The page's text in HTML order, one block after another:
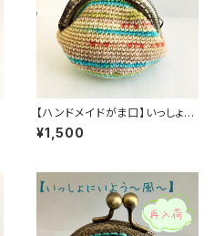
【ハンドメイドがま口】いっしょに
いよう ～ 華 ～【オパール毛糸】
¥1,500